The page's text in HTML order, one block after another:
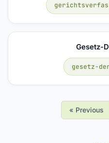
Gesetz-
gesetz-
« Previous